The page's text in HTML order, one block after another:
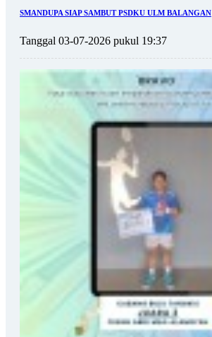
SMANDUPA SIAP SAMBUT PSDKU ULM BALANGAN
Tanggal 03-07-2026 pukul 19:37